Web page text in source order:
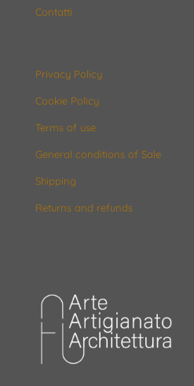
Contatti
Privacy Policy
Cookie Policy
Terms of use
General conditions of Sale
Shipping
Returns and refunds